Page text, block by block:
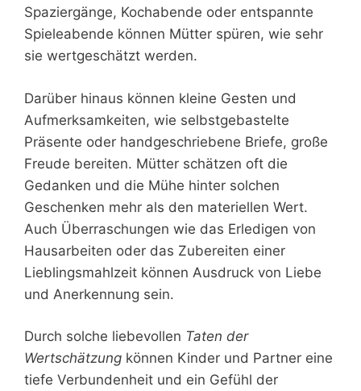
Spaziergänge, Kochabende oder entspannte
Spieleabende können Mütter spüren, wie sehr
sie wertgeschätzt werden.
Darüber hinaus können kleine Gesten und
Aufmerksamkeiten, wie selbstgebastelte
Präsente oder handgeschriebene Briefe, große
Freude bereiten. Mütter schätzen oft die
Gedanken und die Mühe hinter solchen
Geschenken mehr als den materiellen Wert.
Auch Überraschungen wie das Erledigen von
Hausarbeiten oder das Zubereiten einer
Lieblingsmahlzeit können Ausdruck von Liebe
und Anerkennung sein.
Durch solche liebevollen Taten der
Wertschätzung können Kinder und Partner eine
tiefe Verbundenheit und ein Gefühl der